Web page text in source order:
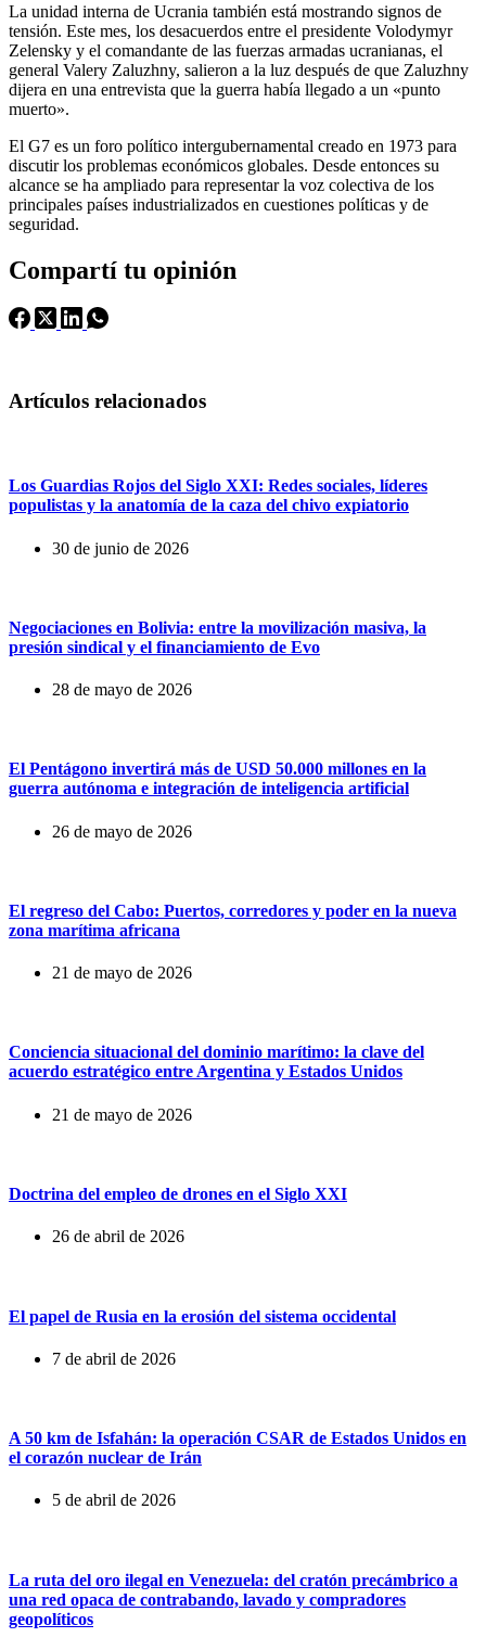
La unidad interna de Ucrania también está mostrando signos de
tensión. Este mes, los desacuerdos entre el presidente Volodymyr
Zelensky y el comandante de las fuerzas armadas ucranianas, el
general Valery Zaluzhny, salieron a la luz después de que Zaluzhny
dijera en una entrevista que la guerra había llegado a un «punto
muerto».
El G7 es un foro político intergubernamental creado en 1973 para
discutir los problemas económicos globales. Desde entonces su
alcance se ha ampliado para representar la voz colectiva de los
principales países industrializados en cuestiones políticas y de
seguridad.
Compartí tu opinión
Artículos relacionados
Los Guardias Rojos del Siglo XXI: Redes sociales, líderes
populistas y la anatomía de la caza del chivo expiatorio
30 de junio de 2026
Negociaciones en Bolivia: entre la movilización masiva, la
presión sindical y el financiamiento de Evo
28 de mayo de 2026
El Pentágono invertirá más de USD 50.000 millones en la
guerra autónoma e integración de inteligencia artificial
26 de mayo de 2026
El regreso del Cabo: Puertos, corredores y poder en la nueva
zona marítima africana
21 de mayo de 2026
Conciencia situacional del dominio marítimo: la clave del
acuerdo estratégico entre Argentina y Estados Unidos
21 de mayo de 2026
Doctrina del empleo de drones en el Siglo XXI
26 de abril de 2026
El papel de Rusia en la erosión del sistema occidental
7 de abril de 2026
A 50 km de Isfahán: la operación CSAR de Estados Unidos en
el corazón nuclear de Irán
5 de abril de 2026
La ruta del oro ilegal en Venezuela: del cratón precámbrico a
una red opaca de contrabando, lavado y compradores
geopolíticos